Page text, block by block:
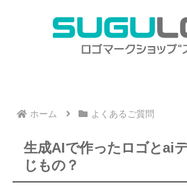
ホーム よくあるご質問
生成AIで作ったロゴとai
じもの？